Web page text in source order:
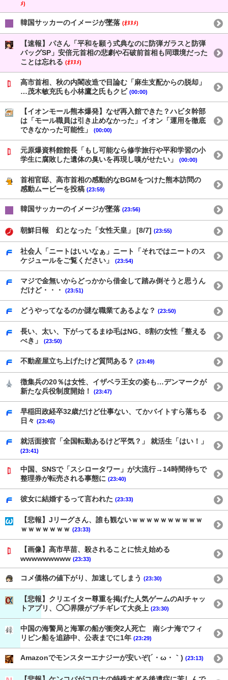
ﾒ)
韓国サッカーのイメージが墜落 (ｵﾇﾇﾒ)
【速報】パさん「平和を願う式典なのに防弾ガラスと防弾
バッグSP」安倍元首相の悲劇や石破前首相も同環境だった
ことは忘れる (ｵﾇﾇﾒ)
高市首相、秋の内閣改造で目論む「麻生支配からの脱却」
…茂木敏充氏も小林鷹之氏もクビ (00:00)
【イオンモール熊本爆発】なぜ再入館できた？ハビタ幹部
は「モール職員は引き止めなかった」イオン「運用を徹底
できなかった可能性」
(00:00)
元原爆資料館館長「もし可能なら修学旅行や平和学習の小
学生に腐敗した遺体の臭いを再現し嗅がせたい」
(00:00)
首相官邸、高市首相の感動的なBGMをつけた熊本訪問の
感動ムービーを投稿 (23:59)
韓国サッカーのイメージが墜落 (23:56)
朝鮮日報 幻となった「女性天皇」 [8/7] (23:55)
社会人「ニートはいいなぁ」ニート「それではニートのス
ケジュールをご覧ください」
(23:54)
マジで金無いからどっかから借金して踏み倒そうと思うん
だけど・・・
(23:51)
どうやってなるのか謎な職業てあるよな？ (23:50)
長い、太い、下がってるまゆ毛はNG、8割の女性「整える
べき」
(23:50)
不動産屋立ち上げたけど質問ある？ (23:49)
徴集兵の20％は女性、イザベラ王女の姿も…デンマークが
新たな兵役制度開始！
(23:47)
早稲田政経卒32歳だけど仕事ない、てかバイトすら落ちる
日々 (23:45)
就活面接官「全国転勤あるけど平気？」 就活生「はい！」
(23:41)
中国、SNSで「スシロータワー」が大流行→14時間待ちで
整理券が転売される事態に (23:40)
彼女に結婚するって言われた (23:33)
【悲報】Jリーグさん、誰も観ないｗｗｗｗｗｗｗｗｗｗ
ｗｗｗｗｗｗｗ (23:33)
【画像】高市早苗、殺されることに怯え始める
wwwwwwwww (23:33)
コメ価格の値下がり、加速してしまう (23:30)
【悲報】クリエイター尊重を掲げた人気ゲームのAIチャッ
トアプリ、◯◯界隈がブチギレて大炎上 (23:30)
中国の海警局と海軍の船が衝突2人死亡 南シナ海でフィ
リピン船を追跡中、公表までに1年 (23:29)
Amazonでモンスターエナジーが安いぞ(´・ω・｀) (23:13)